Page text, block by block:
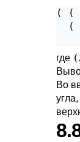
( (
  (
где (
Во